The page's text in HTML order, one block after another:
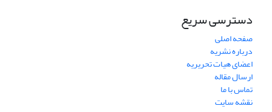
دسترسی سریع
صفحه اصلی
درباره نشریه
اعضای هیات تحریریه
ارسال مقاله
تماس با ما
نقشه سایت